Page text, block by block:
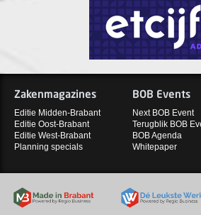
Zakenmagazines
Editie Midden-Brabant
Editie Oost-Brabant
Editie West-Brabant
Planning specials
BOB Events
Next BOB Event
Terugblik BOB
BOB Agenda
Whitepaper